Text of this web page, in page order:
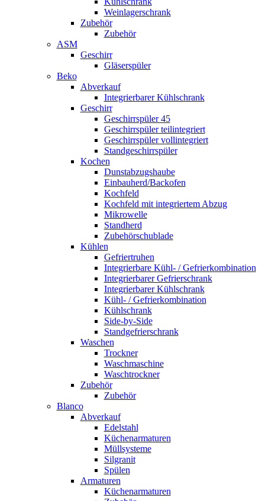
Weinlagerschrank
Zubehör
Zubehör
ASM
Geschirr
Gläserspüler
Beko
Abverkauf
Integrierbarer Kühlschrank
Geschirr
Geschirrspüler 45
Geschirrspüler teilintegriert
Geschirrspüler vollintegriert
Standgeschirrspüler
Kochen
Dunstabzugshaube
Einbauherd/Backofen
Kochfeld
Kochfeld mit integriertem Abzug
Mikrowelle
Standherd
Zubehörschublade
Kühlen
Gefriertruhen
Integrierbare Kühl- / Gefrierkombination
Integrierbarer Gefrierschrank
Integrierbarer Kühlschrank
Kühl- / Gefrierkombination
Kühlschrank
Side-by-Side
Standgefrierschrank
Waschen
Trockner
Waschmaschine
Waschtrockner
Zubehör
Zubehör
Blanco
Abverkauf
Edelstahl
Küchenarmaturen
Müllsysteme
Silgranit
Spülen
Armaturen
Küchenarmaturen